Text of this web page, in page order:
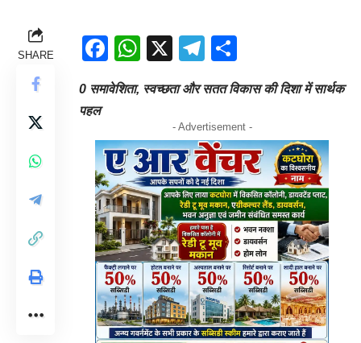
SHARE Facebook
WhatsApp
X Telegram
0 समावेशिता, स्वच्छता और सतत विकास की दिशा में सार्थक
पहल
- Advertisement -